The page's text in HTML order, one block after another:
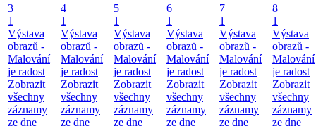
3
1
Výstava
obrazů -
Malování
je radost
Zobrazit
všechny
záznamy
ze dne
4
1
Výstava
obrazů -
Malování
je radost
Zobrazit
všechny
záznamy
ze dne
5
1
Výstava
obrazů -
Malování
je radost
Zobrazit
všechny
záznamy
ze dne
6
1
Výstava
obrazů -
Malování
je radost
Zobrazit
všechny
záznamy
ze dne
7
1
Výstava
obrazů -
Malování
je radost
Zobrazit
všechny
záznamy
ze dne
8
1
Výstava
obrazů -
Malování
je radost
Zobrazit
všechny
záznamy
ze dne